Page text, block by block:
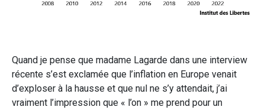
Quand je pense que madame Lagarde dans une interview
récente s’est exclamée que l’inflation en Europe venait
d’exploser à la hausse et que nul ne s’y attendait, j’ai
vraiment l’impression que « l’on » me prend pour un